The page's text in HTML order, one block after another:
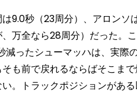
9.0秒（23周分）、アロンソ
万全なら28周分）だった。
減ったシューマッハは、実
も前で戻れるならばそこま
。トラックポジションがあ